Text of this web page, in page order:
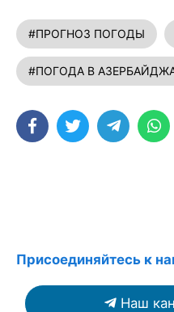
#ПРОГНОЗ ПОГОДЫ
#ПОГОДА В
Присоединяйтесь к
Наш